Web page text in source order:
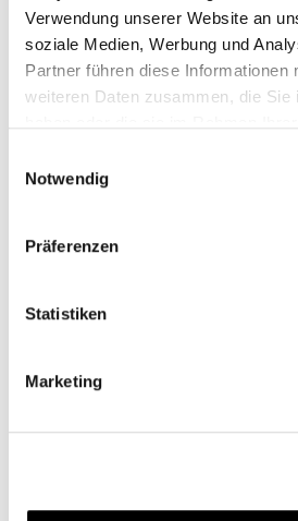
Verwendung unserer Website an
soziale Medien, Werbung und
Partner führen diese Informationen
weiteren Daten zusammen, die Sie
Notwendig
Präferenzen
Statistiken
Marketing
abgeschlossenen Vertrag über
Waren (*) / die Erbringung der